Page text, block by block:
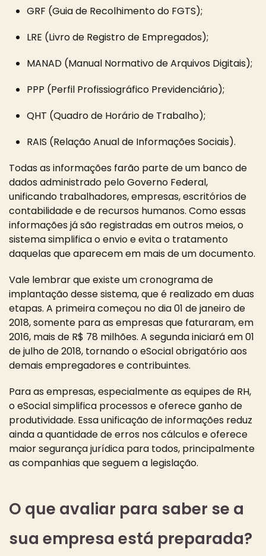
GRF (Guia de Recolhimento do FGTS);
LRE (Livro de Registro de Empregados);
MANAD (Manual Normativo de Arquivos Digitais);
PPP (Perfil Profissiográfico Previdenciário);
QHT (Quadro de Horário de Trabalho);
RAIS (Relação Anual de Informações Sociais).
Todas as informações farão parte de um banco de
dados administrado pelo Governo Federal,
unificando trabalhadores, empresas, escritórios de
contabilidade e de recursos humanos. Como essas
informações já são registradas em outros meios, o
sistema simplifica o envio e evita o tratamento
daquelas que aparecem em mais de um documento.
Vale lembrar que existe um cronograma de
implantação desse sistema, que é realizado em duas
etapas. A primeira começou no dia 01 de janeiro de
2018, somente para as empresas que faturaram, em
2016, mais de R$ 78 milhões. A segunda iniciará em 01
de julho de 2018, tornando o eSocial obrigatório aos
demais empregadores e contribuintes.
Para as empresas, especialmente as equipes de RH,
o eSocial simplifica processos e oferece ganho de
produtividade. Essa unificação de informações reduz
ainda a quantidade de erros nos cálculos e oferece
maior segurança jurídica para todos, principalmente
as companhias que seguem a legislação.
O que avaliar para saber se a
sua empresa está preparada?